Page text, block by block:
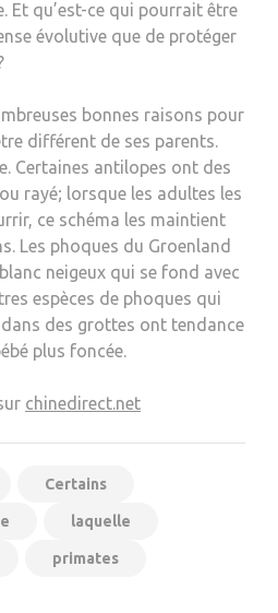
Et qu’est-ce qui pourrait être
évolutive que de protéger
bonnes raisons pour
différent de ses parents.
Certaines antilopes ont des
rayé; lorsque les adultes les
ce schéma les maintient
Les phoques du Groenland
neigeux qui se fond avec
espèces de phoques qui
des grottes ont tendance
plus foncée.
chinedirect.net
Certains
laquelle
primates